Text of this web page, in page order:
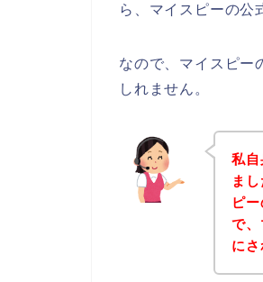
ら、マイスピーの公
なので、マイスピー
しれません。
私
ま
ピ
で
に